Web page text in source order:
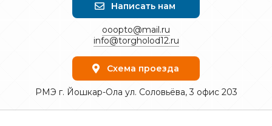
Написать нам
ooopto@mail.ru
info@torgholod12.ru
Схема проезда
РМЭ г. Йошкар-Ола ул. Соловьёва, 3 офис 203